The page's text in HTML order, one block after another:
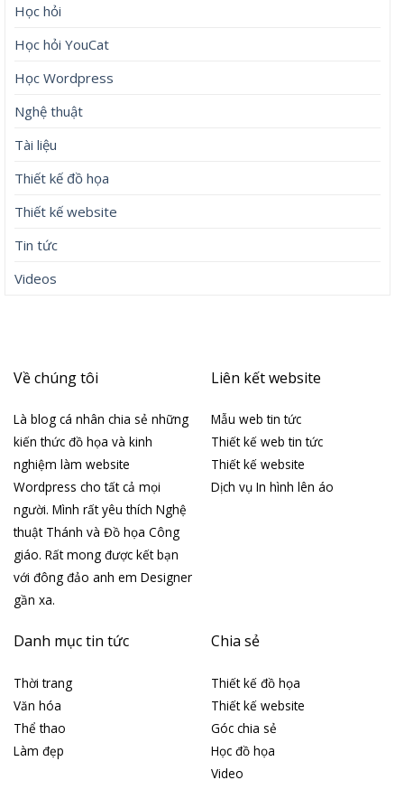
Học hỏi
Học hỏi YouCat
Học Wordpress
Nghệ thuật
Tài liệu
Thiết kế đồ họa
Thiết kế website
Tin tức
Videos
Về chúng tôi
Là blog cá nhân chia sẻ những
kiến thức đồ họa và kinh
nghiệm làm website
Wordpress cho tất cả mọi
người. Mình rất yêu thích Nghệ
thuật Thánh và Đồ họa Công
giáo. Rất mong được kết bạn
với đông đảo anh em Designer
gần xa.
Liên kết website
Mẫu web tin tức
Thiết kế web tin tức
Thiết kế website
Dịch vụ In hình lên áo
Danh mục tin tức
Thời trang
Văn hóa
Thể thao
Làm đẹp
Chia sẻ
Thiết kế đồ họa
Thiết kế website
Góc chia sẻ
Học đồ họa
Video